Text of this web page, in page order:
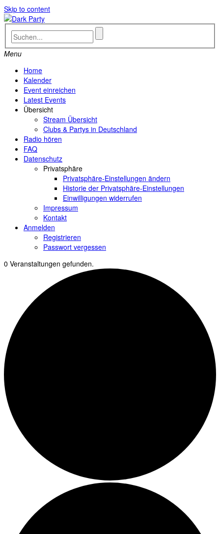
Skip to content
Menu
Home
Kalender
Event einreichen
Latest Events
Übersicht
Stream Übersicht
Clubs & Partys in Deutschland
Radio hören
FAQ
Datenschutz
Privatsphäre
Privatsphäre-Einstellungen ändern
Historie der Privatsphäre-Einstellungen
Einwilligungen widerrufen
Impressum
Kontakt
Anmelden
Registrieren
Passwort vergessen
0 Veranstaltungen gefunden.